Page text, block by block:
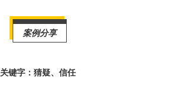
案例分享
关键字：猜疑、信任